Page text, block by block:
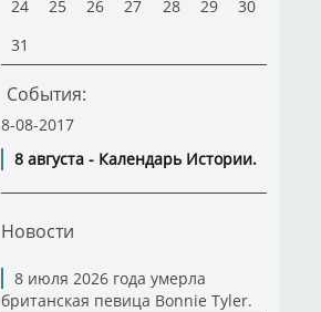
24
25 26 27 28 29
30
31
События:
8-08-2017
8 августа - Календарь Истории.
Новости
8 июля 2026 года умерла
британская певица Bonnie Tyler.